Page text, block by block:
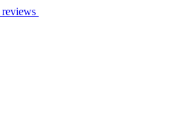
reviews